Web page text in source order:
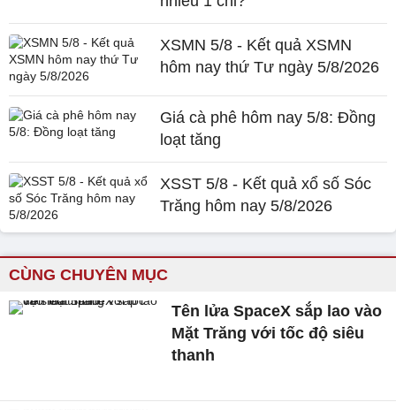
XSMN 5/8 - Kết quả XSMN
hôm nay thứ Tư ngày 5/8/2026
Giá cà phê hôm nay 5/8: Đồng
loạt tăng
XSST 5/8 - Kết quả xổ số Sóc
Trăng hôm nay 5/8/2026
CÙNG CHUYÊN MỤC
Tên lửa SpaceX sắp lao vào
Mặt Trăng với tốc độ siêu
thanh